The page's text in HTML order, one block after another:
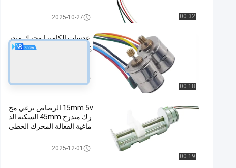
00:32 خطي Stepper السيارات
2025-10-27
00:18
عدسات الكاميرا محرك متدر
ج صغير 8 مم 2 مرحلة 4 سل
00:19
15mm 5v الرصاص برغي مح
رك متدرج 45mm السكتة الد
ماغية الفعالة المحرك الخطي
شريط التمرير السائر2025-12-01